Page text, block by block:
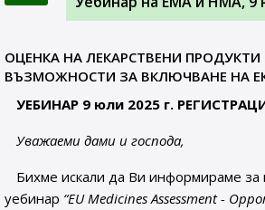
ОЦЕНКА НА ЛЕКАРСТВЕНИ ПРОДУКТИ
ВЪЗМОЖНОСТИ ЗА ВКЛЮЧВАНЕ НА
УЕБИНАР 9 юли 2025 г.
Уважаеми дами и господа,
Бихме искали да Ви информираме
уебинар “EU Medicines Assessment -